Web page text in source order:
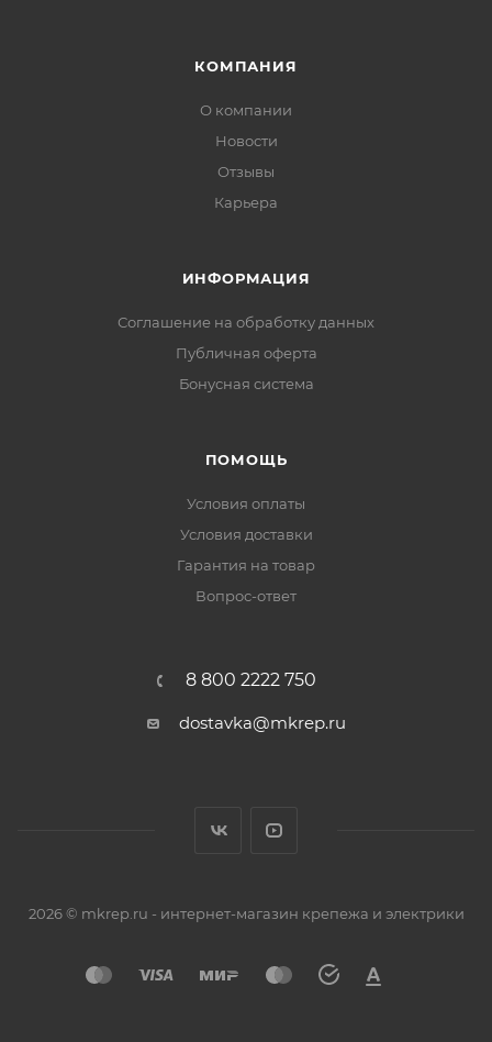
КОМПАНИЯ
О компании
Новости
Отзывы
Карьера
ИНФОРМАЦИЯ
Соглашение на обработку данных
Публичная оферта
Бонусная система
ПОМОЩЬ
Условия оплаты
Условия доставки
Гарантия на товар
Вопрос-ответ
8 800 2222 750
dostavka@mkrep.ru
2026 © mkrep.ru - интернет-магазин крепежа и электрики